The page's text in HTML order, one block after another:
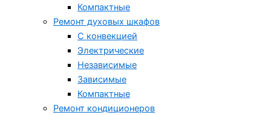
Компактные
Ремонт духовых шкафов
С конвекцией
Электрические
Независимые
Зависимые
Компактные
Ремонт кондиционеров